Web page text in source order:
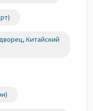
Китайский